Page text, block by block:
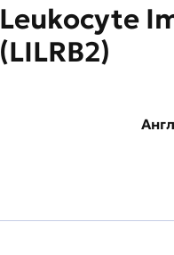
Leukocyte
(LILRB2)